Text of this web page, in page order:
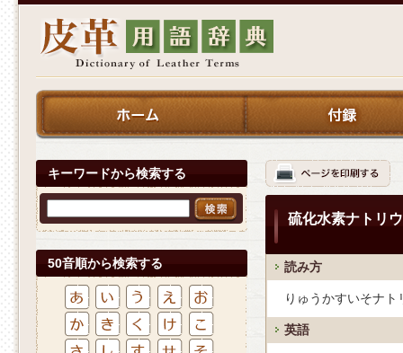
キーワードから検索する
50音順から検索する
硫化水素ナトリ
読み方
りゅうかすいそナト
英語